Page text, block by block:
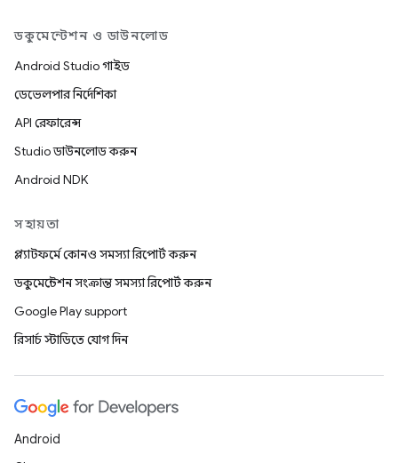
ডকুমেন্টেশন ও ডাউনলোড
Android Studio গাইড
ডেভেলপার নির্দেশিকা
API রেফারেন্স
Studio ডাউনলোড করুন
Android NDK
সহায়তা
প্ল্যাটফর্মে কোনও সমস্যা রিপোর্ট করুন
ডকুমেন্টেশন সংক্রান্ত সমস্যা রিপোর্ট করুন
Google Play support
রিসার্চ স্টাডিতে যোগ দিন
Android